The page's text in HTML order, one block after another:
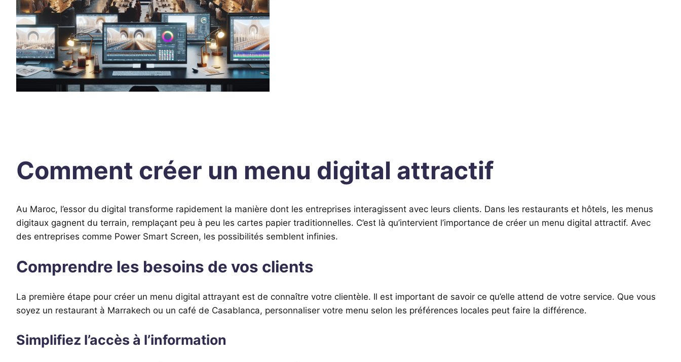
Comment créer un menu digital attractif
Au Maroc, l’essor du digital transforme rapidement la manière dont les entreprises interagissent avec leurs clients. Dans les restaurants et hôtels, les menus
digitaux gagnent du terrain, remplaçant peu à peu les cartes papier traditionnelles. C’est là qu’intervient l’importance de créer un menu digital attractif. Avec
des entreprises comme Power Smart Screen, les possibilités semblent infinies.
Comprendre les besoins de vos clients
La première étape pour créer un menu digital attrayant est de connaître votre clientèle. Il est important de savoir ce qu’elle attend de votre service. Que vous
soyez un restaurant à Marrakech ou un café de Casablanca, personnaliser votre menu selon les préférences locales peut faire la différence.
Simplifiez l’accès à l’information